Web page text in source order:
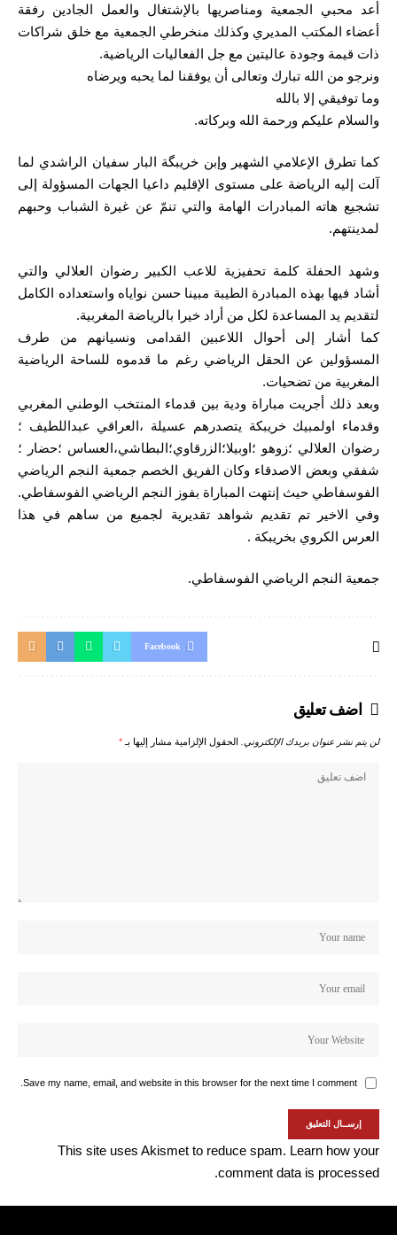
أعد محبي الجمعية ومناصريها بالإشتغال والعمل الجادين رفقة
أعضاء المكتب المديري وكذلك منخرطي الجمعية مع خلق شراكات
ذات قيمة وجودة عاليتين مع جل الفعاليات الرياضية.
ونرجو من الله تبارك وتعالى أن يوفقنا لما يحبه ويرضاه
وما توفيقي إلا بالله
والسلام عليكم ورحمة الله وبركاته.
كما تطرق الإعلامي الشهير وإبن خريبگة البار سفيان الراشدي لما
آلت إليه الرياضة على مستوى الإقليم داعيا الجهات المسؤولة إلى
تشجيع هاته المبادرات الهامة والتي تنمّ عن غيرة الشباب وحبهم
لمدينتهم.
وشهد الحفلة كلمة تحفيزية للاعب الكبير رضوان العلالي والتي
أشاد فيها بهذه المبادرة الطيبة مبينا حسن نواياه واستعداده الكامل
لتقديم يد المساعدة لكل من أراد خيرا بالرياضة المغربية.
كما أشار إلى أحوال اللاعبين القدامى ونسيانهم من طرف
المسؤولين عن الحقل الرياضي رغم ما قدموه للساحة الرياضية
المغربية من تضحيات.
وبعد ذلك أجريت مباراة ودية بين قدماء المنتخب الوطني المغربي
وقدماء اولمبيك خريبكة يتصدرهم عسيلة ،العراقي عبداللطيف ؛
رضوان العلالي ؛زوهو ؛اوبيلا؛الزرقاوي؛البطاشي،العساس ؛حضار ؛
شفقي وبعض الاصدقاء وكان الفريق الخصم جمعية النجم الرياضي
الفوسفاطي حيث إنتهت المباراة بفوز النجم الرياضي الفوسفاطي.
وفي الاخير تم تقديم شواهد تقديرية لجميع من ساهم في هذا
العرس الكروي بخريبكة .
جمعية النجم الرياضي الفوسفاطي.
Facebook
اضف تعليق
لن يتم نشر عنوان بريدك الإلكتروني. الحقول الإلزامية مشار إليها بـ*
Save my name, email, and website in this browser for the next time I comment.
This site uses Akismet to reduce spam. Learn how your
comment data is processed.